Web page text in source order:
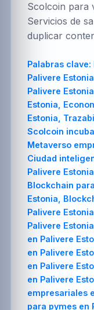
FA
Scolcoin para
Servicios de
duplicar
Palabras clave:
Palivere
Palivere
Estonia,
Estonia,
Scolcoin
Metaverso
Ciudad
Palivere
Blockchain
Estonia,
Palivere
Palivere
en Palivere
en Palivere
en Palivere
en Palivere
empresariales
para pymes en